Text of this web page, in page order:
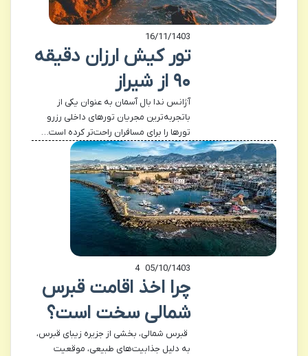
16/11/1403
تور کیش ارزان دقیقه
۹۰ از شیراز
آژانس ندا بال آسمان به عنوان یکی از
باتجربه‌ترین مجریان تورهای داخلی رزرو
تورها را برای مسافران راحت‌تر کرده است…
05/10/1403
4
چرا اخذ اقامت قبرس
شمالی سخت است؟
قبرس شمالی، بخشی از جزیره زیبای قبرس،
به دلیل جذابیت‌های طبیعی، موقعیت